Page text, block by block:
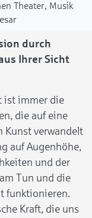
Theater, Musik
durch
Ihrer Sicht
ist immer die
die auf eine
Kunst verwandelt
auf Augenhöhe,
und der
Tun und die
funktionieren.
Kraft, die uns